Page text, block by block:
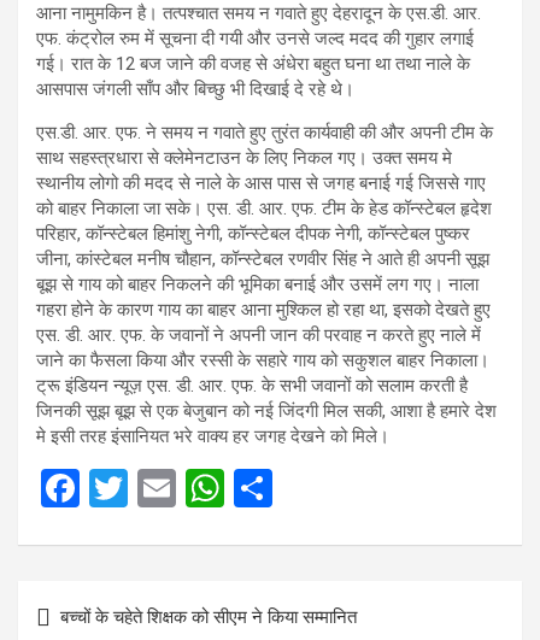
आना नामुमकिन है। तत्पश्चात समय न गवाते हुए देहरादून के एस.डी. आर.
एफ. कंट्रोल रुम में सूचना दी गयी और उनसे जल्द मदद की गुहार लगाई
गई। रात के 12 बज जाने की वजह से अंधेरा बहुत घना था तथा नाले के
आसपास जंगली साँप और बिच्छु भी दिखाई दे रहे थे।
एस.डी. आर. एफ. ने समय न गवाते हुए तुरंत कार्यवाही की और अपनी टीम के
साथ सहस्त्रधारा से क्लेमेनटाउन के लिए निकल गए। उक्त समय मे
स्थानीय लोगो की मदद से नाले के आस पास से जगह बनाई गई जिससे गाए
को बाहर निकाला जा सके। एस. डी. आर. एफ. टीम के हेड कॉन्स्टेबल हृदेश
परिहार, कॉन्स्टेबल हिमांशु नेगी, कॉन्स्टेबल दीपक नेगी, कॉन्स्टेबल पुष्कर
जीना, कांस्टेबल मनीष चौहान, कॉन्स्टेबल रणवीर सिंह ने आते ही अपनी सूझ
बूझ से गाय को बाहर निकलने की भूमिका बनाई और उसमें लग गए। नाला
गहरा होने के कारण गाय का बाहर आना मुश्किल हो रहा था, इसको देखते हुए
एस. डी. आर. एफ. के जवानों ने अपनी जान की परवाह न करते हुए नाले में
जाने का फैसला किया और रस्सी के सहारे गाय को सकुशल बाहर निकाला।
ट्रू इंडियन न्यूज़ एस. डी. आर. एफ. के सभी जवानों को सलाम करती है
जिनकी सूझ बूझ से एक बेजुबान को नई जिंदगी मिल सकी, आशा है हमारे देश
मे इसी तरह इंसानियत भरे वाक्य हर जगह देखने को मिले।
F
b
T
er
E
W
s
e
बच्चों के चहेते शिक्षक को सीएम ने किया सम्मानित